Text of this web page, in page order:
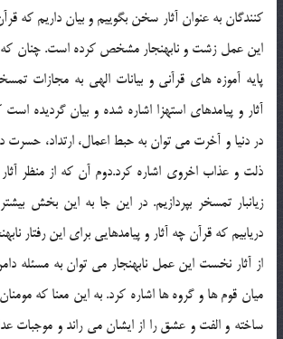
كنندگان به عنوان آثار سخن بگوييم و بيان داريم كه
اين عمل زشت و نابهنجار مشخص كرده است. چنان كه
پايه آموزه هاي قرآني و بيانات الهي به مجازات
آثار و پيامدهاي استهزا اشاره شده و بيان گرديده
در دنيا و آخرت مي توان به حبط اعمال، ارتداد، حسرت
ذلت و عذاب اخروي اشاره كرد.دوم آن كه از منظر آثار
زيانبار تمسخر بپردازيم. در اين جا به اين بخش
دريابيم كه قرآن چه آثار و پيامدهايي براي اين رفتار
از آثار نخست اين عمل نابهنجار مي توان به مسئله
ميان قوم ها و گروه ها اشاره كرد. به اين معنا كه
ساخته و الفت و عشق را از ايشان مي راند و موجبات